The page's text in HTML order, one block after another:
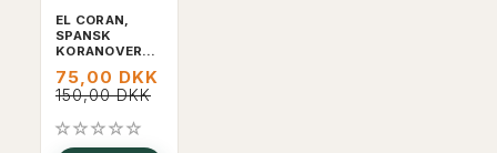
EL CORAN,
SPANSK
KORANOVERSÆTTELSE
75,00 DKK
150,00 DKK